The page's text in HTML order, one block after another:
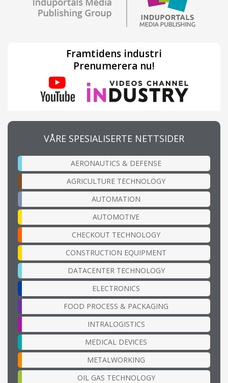
Framtidens industri
Prenumerera nu!
VÅRE SPESIALISERTE NETTSIDER
AERONAUTICS & DEFENSE
AGRICULTURE TECHNOLOGY
AUTOMATION
AUTOMOTIVE
CHECKOUT TECHNOLOGY
CONSTRUCTION EQUIPMENT
DATACENTER TECHNOLOGY
ELECTRONICS
FOOD PROCESS & PACKAGING
INTRALOGISTICS
MEDICAL DEVICES
METALWORKING
OIL GAS TECHNOLOGY